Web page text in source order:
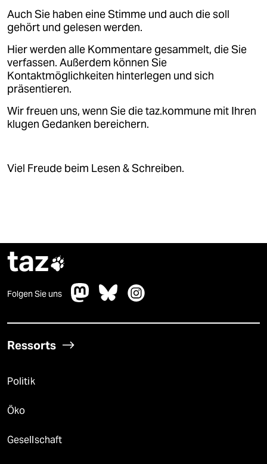
Auch Sie haben eine Stimme und auch die soll
gehört und gelesen werden.
Hier werden alle Kommentare gesammelt, die Sie
verfassen. Außerdem können Sie
Kontaktmöglichkeiten hinterlegen und sich
präsentieren.
Wir freuen uns, wenn Sie die taz.kommune mit Ihren
klugen Gedanken bereichern.
Viel Freude beim Lesen & Schreiben.
taz
Folgen Sie uns
Ressorts
Politik
Öko
Gesellschaft